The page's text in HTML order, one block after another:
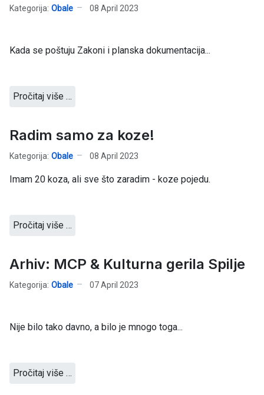
Kategorija: Obale 08 April 2023
Kada se poštuju Zakoni i planska dokumentacija...
Pročitaj više …
Radim samo za koze!
Kategorija: Obale 08 April 2023
Imam 20 koza, ali sve što zaradim - koze pojedu.
Pročitaj više …
Arhiv: MCP & Kulturna gerila Spilje
Kategorija: Obale 07 April 2023
Nije bilo tako davno, a bilo je mnogo toga...
Pročitaj više …